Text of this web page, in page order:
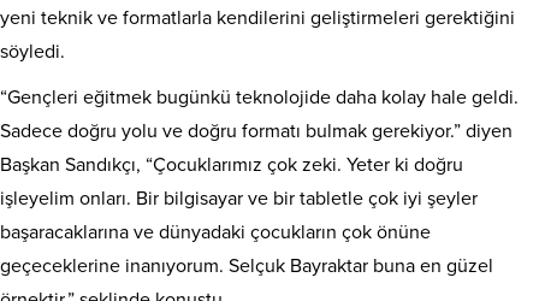
yeni teknik ve formatlarla kendilerini geliştirmeleri gerektiğini
söyledi.
“Gençleri eğitmek bugünkü teknolojide daha kolay hale geldi.
Sadece doğru yolu ve doğru formatı bulmak gerekiyor.” diyen
Başkan Sandıkçı, “Çocuklarımız çok zeki. Yeter ki doğru
işleyelim onları. Bir bilgisayar ve bir tabletle çok iyi şeyler
başaracaklarına ve dünyadaki çocukların çok önüne
geçeceklerine inanıyorum. Selçuk Bayraktar buna en güzel